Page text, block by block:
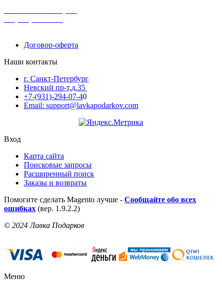
Договор-оферта
Наши контакты
г. Санкт-Петербург
Невский пр-т,д.35
+7-(931)-294-07-40
Email: support@lavkapodarkov.com
Вход
Карта сайта
Поисковые запросы
Расширенный поиск
Заказы и возвраты
Помогите сделать Magento лучше - Сообщайте обо всех
ошибках (вер. 1.9.2.2)
© 2024 Лавка Подарков
Меню